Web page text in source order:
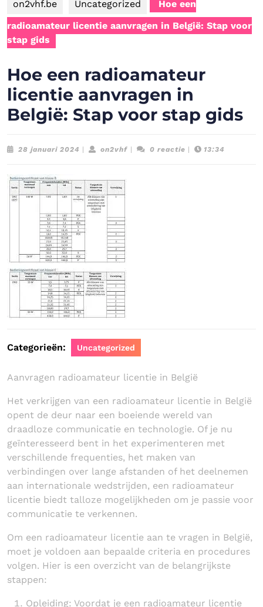
on2vhf.be Uncategorized
Hoe een
radioamateur licentie aanvragen in België: Stap voor
stap gids
Hoe een radioamateur
licentie aanvragen in
België: Stap voor stap gids
28 januari 2024 28
on2vhfon2vhf0 reactie 13:34
Categorieën: Uncategorized
Aanvragen radioamateur licentie in België
Het verkrijgen van een radioamateur licentie in België
opent de deur naar een boeiende wereld van
draadloze communicatie en technologie. Of je nu
geïnteresseerd bent in het experimenteren met
verschillende frequenties, het maken van
verbindingen over lange afstanden of het deelnemen
aan internationale wedstrijden, een radioamateur
licentie biedt talloze mogelijkheden om je passie voor
communicatie te verkennen.
Om een radioamateur licentie aan te vragen in België,
moet je voldoen aan bepaalde criteria en procedures
volgen. Hier is een overzicht van de belangrijkste
stappen:
Opleiding: Voordat je een radioamateur licentie